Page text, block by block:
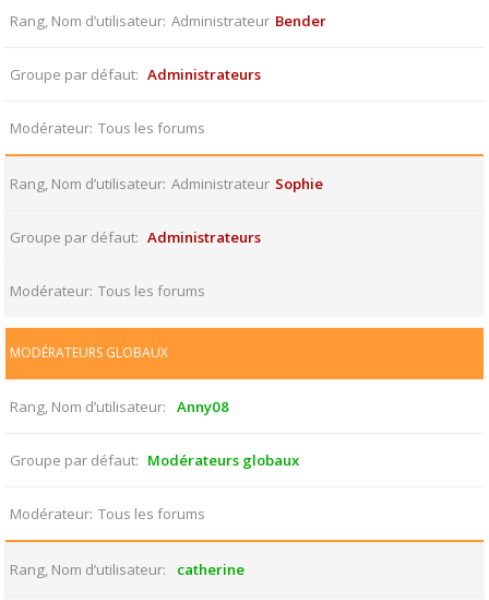
Rang, Nom d’utilisateur Administrateur Bender
Groupe par défaut Administrateurs
Modérateur Tous les forums
Rang, Nom d’utilisateur Administrateur Sophie
Groupe par défaut Administrateurs
Modérateur Tous les forums
MODÉRATEURS GLOBAUX
Rang, Nom d’utilisateur Anny08
Groupe par défaut Modérateurs globaux
Modérateur Tous les forums
Rang, Nom d’utilisateur catherine